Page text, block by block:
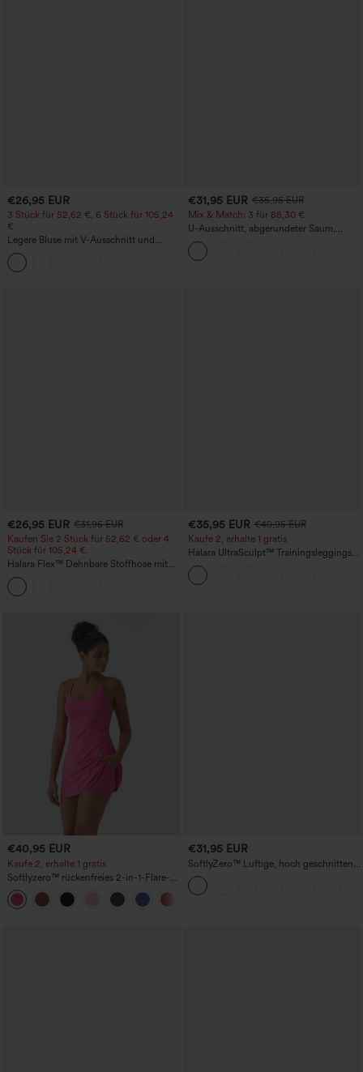
€26,95 EUR
3 Stück für 52,62 €, 6 Stück für 105,24
€
Legere Bluse mit V-Ausschnitt und
kurzen Puffärmeln
€31,95 EUR €35,95 EUR
Mix & Match: 3 für 88,30 €
U-Ausschnitt, abgerundeter Saum,
InstantCool Yoga-Trägertop – UPF50+
€26,95 EUR €31,95 EUR
Kaufen Sie 2 Stück für 52,62 € oder 4
Stück für 105,24 €.
Halara Flex™ Dehnbare Stoffhose mit
hohem Bund, Waffelmuster,
Seitentaschen und weitem Bein
€35,95 EUR €40,95 EUR
Kaufe 2, erhalte 1 gratis
Halara UltraSculpt™ Trainingsleggings
mit hohem Bund – raffende Push-up-
Po-Form, Bauchkontrolle, Taschen und
formende Passform
€40,95 EUR
Kaufe 2, erhalte 1 gratis
Softlyzero™ rückenfreies 2-in-1-Flare-
Trainingskleid – Wannabe – Easy Peezy
€31,95 EUR
SoftlyZero™ Luftige, hoch geschnittene,
geraffte InstantCool-Yogashorts 3'' mit
Taschen